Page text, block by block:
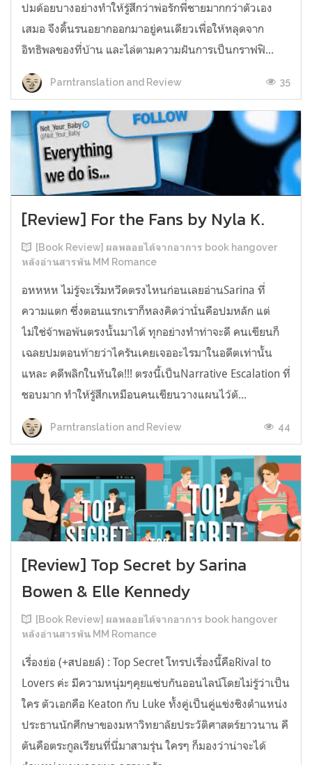
ปมด้อยบางอย่างทำให้รู้สึกว่าพ่อรักพี่ชายมากกว่าตัวเอง
เสมอ จึงดิ้นรนอยากออกมาอยู่คนเดียวเพื่อให้หลุดจาก
อิทธิพลของที่บ้าน และไล่ตามความฝันการเป็นกราฟฟิ...
Parntranslation and Review 35
[Review] For the Fans by Nyla K.
[Book Review] ผลพลอยได้จากอาการ book hangover
หลังอ่านสารพัน MM Romance
อหหหห ไม่รู้จะเริ่มหวีดตรงไหนก่อนเลยอ่านSarina ที่
ความแตก ซึ่งตอนแรกเราก็หลงคิดว่านั่นคือปมหลัก แต่
ไม่ใช่จ้าพอพ้นตรงนั้นมาได้ ทุกอย่างทำท่าจะดี คนเขียนก็
เฉลยปมตอนท้ายว่าไครันเคยเจออะไรมาในอดีตเท่านั้น
แหละ คดีพลิกในทันใด!!! ตรงนี้เป็นNarrative Escalation ที่
ชอบมาก ทำให้รู้สึกเหมือนคนเขียนวางแผนไว้ตั...
Parntranslation and Review 44
[Review] Top Secret by Sarina
Bowen & Elle Kennedy
[Book Review] ผลพลอยได้จากอาการ book hangover
หลังอ่านสารพัน MM Romance
เรื่องย่อ (+สปอยล์) : Top Secret โทรปเรื่องนี้คือRival to
Lovers ค่ะ มีความหนุ่มๆคุยแซ่บกันออนไลน์โดยไม่รู้ว่าเป็น
ใคร ตัวเอกคือ Keaton กับ Luke ทั้งคู่เป็นคู่แข่งชิงตำแหน่ง
ประธานนักศึกษาของมหาวิทยาลัยประวัติศาสตร์ยาวนาน คี
ตันคือตระกูลเรียนที่นี่มาสามรุ่น ใครๆ ก็มองว่าน่าจะได้